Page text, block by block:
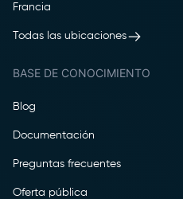
Francia
Todas las ubicaciones
BASE DE CONOCIMIENTO
Blog
Documentación
Preguntas frecuentes
Oferta pública